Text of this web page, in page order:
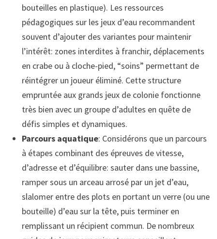
bouteilles en plastique). Les ressources
pédagogiques sur les jeux d’eau recommandent
souvent d’ajouter des variantes pour maintenir
l’intérêt: zones interdites à franchir, déplacements
en crabe ou à cloche-pied, “soins” permettant de
réintégrer un joueur éliminé. Cette structure
empruntée aux grands jeux de colonie fonctionne
très bien avec un groupe d’adultes en quête de
défis simples et dynamiques.
Parcours aquatique: Considérons que un parcours
à étapes combinant des épreuves de vitesse,
d’adresse et d’équilibre: sauter dans une bassine,
ramper sous un arceau arrosé par un jet d’eau,
slalomer entre des plots en portant un verre (ou une
bouteille) d’eau sur la tête, puis terminer en
remplissant un récipient commun. De nombreux